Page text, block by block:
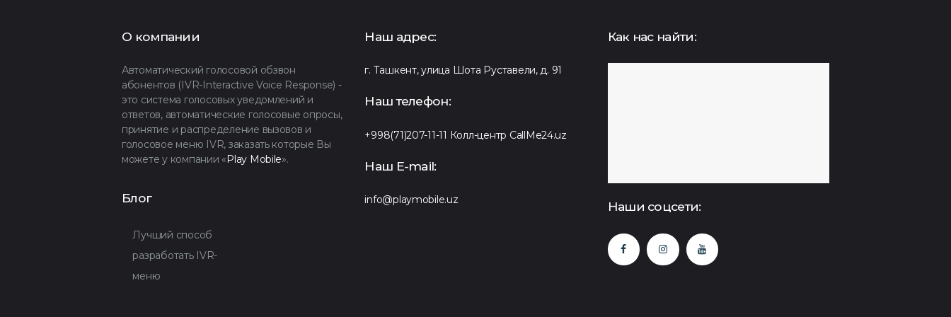
О компании
Автоматический голосовой обзвон
абонентов (IVR-Interactive Voice Response) -
это система голосовых уведомлений и
ответов, автоматические голосовые опросы,
принятие и распределение вызовов и
голосовое меню IVR, заказать которые Вы
можете у компании « Play Mobile».
Блог
Лучший способ
разработать IVR-
меню
Наш адрес:
г. Ташкент, улица Шота Руставели, д. 91
Наш телефон:
+998(71)207-11-11 Колл-центр CallMe24.uz
Наш E-mail:
info@playmobile.uz
Как нас найти:
Наши соцсети: